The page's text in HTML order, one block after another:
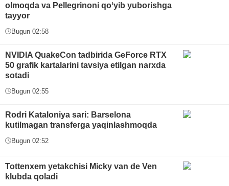
olmoqda va Pellegrinoni qoʻyib yuborishga
tayyor
Bugun 02:58
NVIDIA QuakeCon tadbirida GeForce RTX
50 grafik kartalarini tavsiya etilgan narxda
sotadi
Bugun 02:55
Rodri Kataloniya sari: Barselona
kutilmagan transferga yaqinlashmoqda
Bugun 02:52
Tottenxem yetakchisi Micky van de Ven
klubda qoladi